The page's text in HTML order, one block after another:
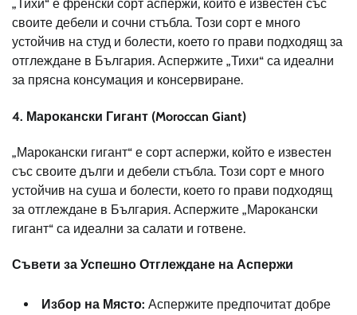
„Тихи“ е френски сорт аспержи, който е известен със
своите дебели и сочни стъбла. Този сорт е много
устойчив на студ и болести, което го прави подходящ за
отглеждане в България. Аспержите „Тихи“ са идеални
за прясна консумация и консервиране.
4. Марокански Гигант (Moroccan Giant)
„Марокански гигант“ е сорт аспержи, който е известен
със своите дълги и дебели стъбла. Този сорт е много
устойчив на суша и болести, което го прави подходящ
за отглеждане в България. Аспержите „Марокански
гигант“ са идеални за салати и готвене.
Съвети за Успешно Отглеждане на Аспержи
Избор на Място: Аспержите предпочитат добре